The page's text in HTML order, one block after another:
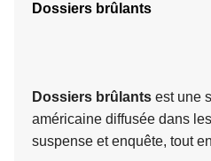
Dossiers brûlants
Dossiers brûlants est une
américaine diffusée dans
suspense et enquête, tout